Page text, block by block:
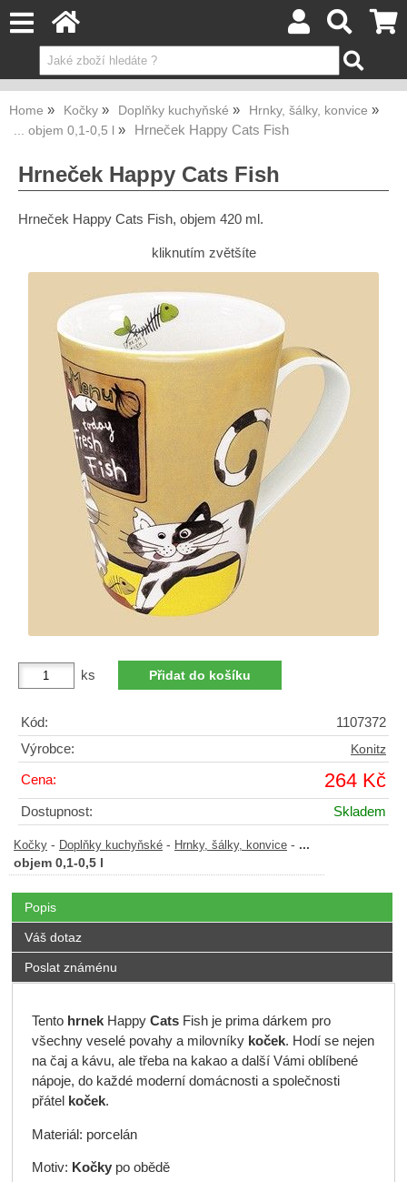
Home Kočky Doplňky kuchyňské
Hrnky, šálky, konvice
... objem 0,1-0,5 l
Hrneček Happy Cats Fish
Hrneček Happy Cats Fish
Hrneček Happy Cats Fish, objem 420 ml.
kliknutím zvětšíte
ks
Kód:
1107372
Výrobce:
Konitz
Cena: 264 Kč
Dostupnost: Skladem
Kočky - Doplňky kuchyňské - Hrnky, šálky, konvice - ...
objem 0,1-0,5 l
Popis
Váš dotaz
Poslat známénu
Tento hrnekHappy CatsFish je prima dárkem pro
všechny veselé povahy a milovníky koček. Hodí se nejen
na čaj a kávu, ale třeba na kakao a další Vámi oblíbené
nápoje, do každé moderní domácnosti a společnosti
přátel
koček.
Materiál: porcelán
Motiv: Kočkypo obědě